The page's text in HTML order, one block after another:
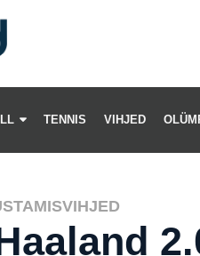
TENNIS VIHJED